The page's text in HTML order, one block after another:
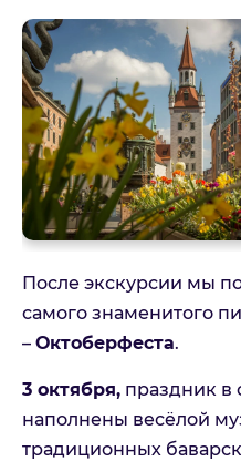
После экскурсии мы
самого знаменитого
– Октоберфеста.
3 октября, праздник в
наполнены весёлой
традиционных